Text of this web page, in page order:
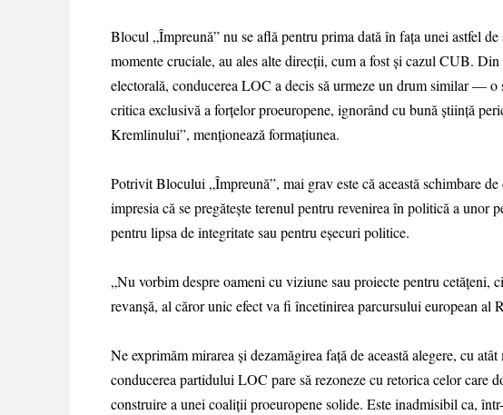
Blocul „Împreună” nu se află pentru prima dată în fața unei astfel
momente cruciale, au ales alte direcții, cum a fost și cazul CUB. Din
electorală, conducerea LOC a decis să urmeze un drum similar — o
critica exclusivă a forțelor proeuropene, ignorând cu bună știință
Kremlinului”, menționează formațiunea.
Potrivit Blocului „Împreună”, mai grav este că această schimbare
impresia că se pregătește terenul pentru revenirea în politică a unor
pentru lipsa de integritate sau pentru eșecuri politice.
„Nu vorbim despre oameni cu viziune sau proiecte pentru cetățeni,
revanșă, al căror unic efect va fi încetinirea parcursului european al
Ne exprimăm mirarea și dezamăgirea față de această alegere, cu
conducerea partidului LOC pare să rezoneze cu retorica celor care
construire a unei coaliții proeuropene solide. Este inadmisibil ca,